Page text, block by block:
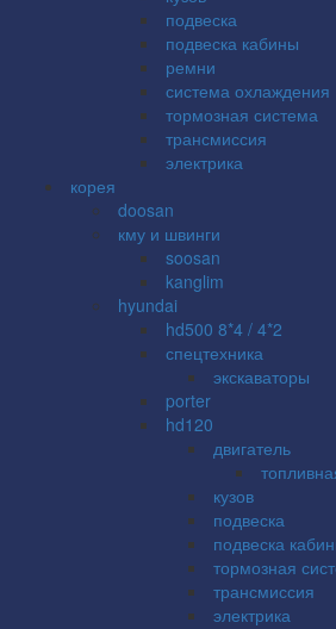
подвеска
подвеска кабины
ремни
система охлаждения
тормозная система
трансмиссия
электрика
корея
doosan
кму и швинги
soosan
kanglim
hyundai
hd500 8*4 / 4*2
спецтехника
экскаваторы
porter
hd120
двигатель
кузов
подвеска
подвеска
тормозная
трансмиссия
электрика